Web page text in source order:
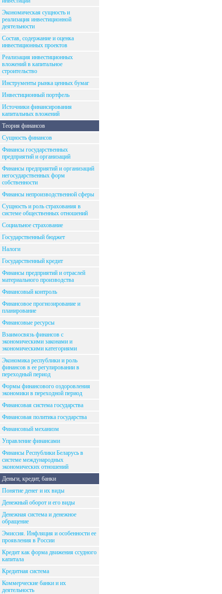
Экономическая сущность и
реализация инвестиционной
деятельности
Состав, содержание и оценка
инвестиционных проектов
Реализация инвестиционных
вложений в капитальное
строительство
Инструменты рынка ценных бумаг
Инвестиционный портфель
Источники финансирования
капитальных вложений
Теория финансов
Сущность финансов
Финансы государственных
предприятий и организаций
Финансы предприятий и организаций
негосударственных форм
собственности
Финансы непроизводственной сферы
Сущность и роль страхования в
системе общественных отношений
Социальное страхование
Государственный бюджет
Налоги
Государственный кредит
Финансы предприятий и отраслей
материального производства
Финансовый контроль
Финансовое прогнозирование и
планирование
Финансовые ресурсы
Взаимосвязь финансов с
экономическими законами и
экономическими категориями
Экономика республики и роль
финансов в ее регулировании в
переходный период
Формы финансового оздоровления
экономики в переходной период
Финансовая система государства
Финансовая политика государства
Финансовый механизм
Управление финансами
Финансы Республики Беларусь в
системе международных
экономических отношений
Деньги, кредит, банки
Понятие денег и их виды
Денежный оборот и его виды
Денежная система и денежное
обращение
Эмиссия. Инфляция и особенности ее
проявления в России
Кредит как форма движения ссудного
капитала
Кредитная система
Коммерческие банки и их
деятельность